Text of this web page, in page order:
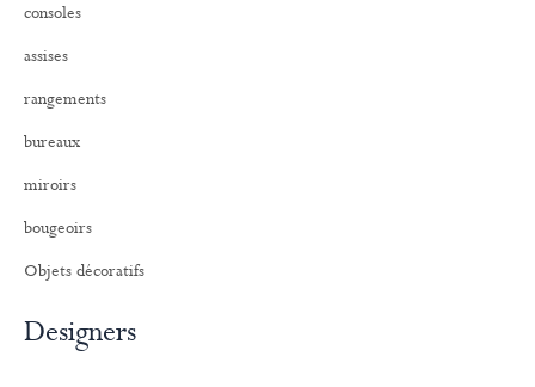
consoles
assises
rangements
bureaux
miroirs
bougeoirs
Objets décoratifs
Designers